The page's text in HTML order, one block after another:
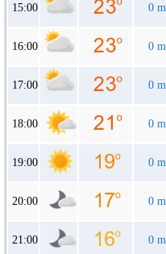
15:00 0
16:00 0
17:00 0
18:00 0
19:00 0
20:00 0
21:00 0